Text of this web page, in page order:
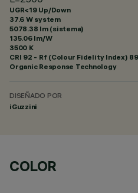
UGR<19 Up/Down
37.6 W system
5078.38 lm (sistema)
135.06 lm/W
3500 K
CRI 92 - Rf (Colour Fidelity Index)
Organic Response Technology
DISEÑADO POR
iGuzzini
COLOR